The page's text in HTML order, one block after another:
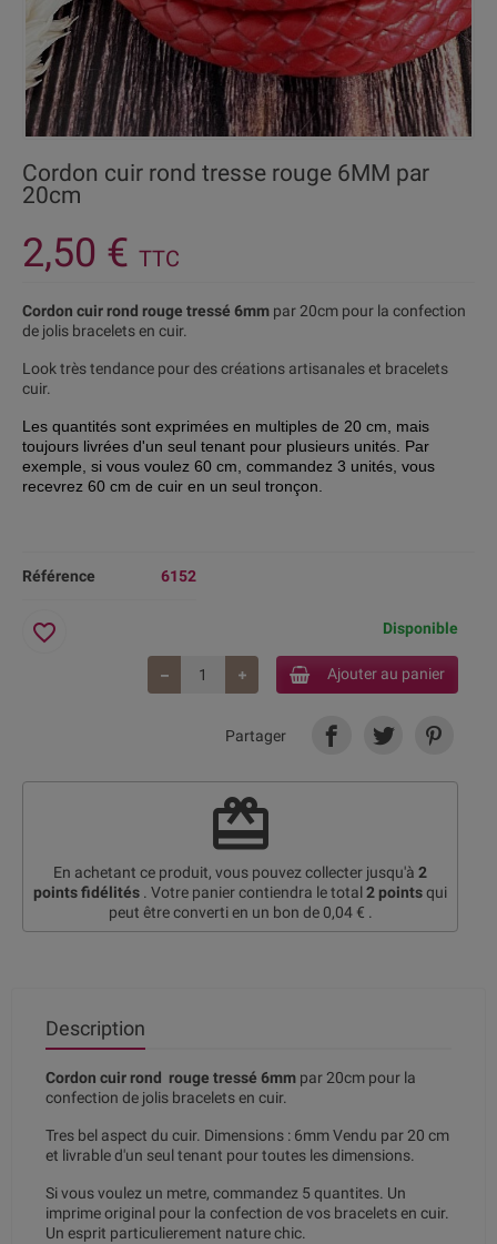
Cordon cuir rond tresse rouge 6MM par
20cm
2,50 € TTC
Cordon cuir rond rouge tressé 6mm par 20cm pour la confection
de jolis bracelets en cuir.
Look très tendance pour des créations artisanales et bracelets
cuir.
Les quantités sont exprimées en multiples de 20 cm, mais
toujours livrées d'un seul tenant pour plusieurs unités. Par
exemple, si vous voulez 60 cm, commandez 3 unités, vous
recevrez 60 cm de cuir en un seul tronçon.
Référence 6152
Disponible
Ajouter au panier
favorite_border
Partager
redeem
En achetant ce produit, vous pouvez collecter jusqu'à 2
points fidélités . Votre panier contiendra le total 2 pointsqui
peut être converti en un bon de 0,04 € .
Description
Cordon cuir rond rouge tressé 6mm par 20cm pour la
confection de jolis bracelets en cuir.
Tres bel aspect du cuir. Dimensions : 6mm Vendu par 20 cm
et livrable d'un seul tenant pour toutes les dimensions.
Si vous voulez un metre, commandez 5 quantites. Un
imprime original pour la confection de vos bracelets en cuir.
Un esprit particulierement nature chic.